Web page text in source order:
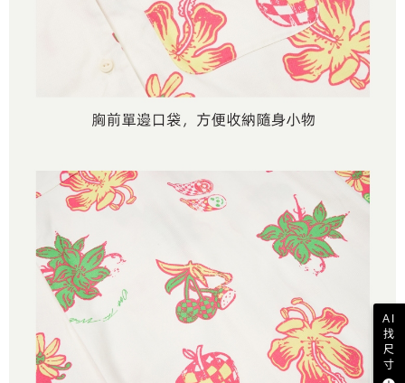
AI
找
尺
寸